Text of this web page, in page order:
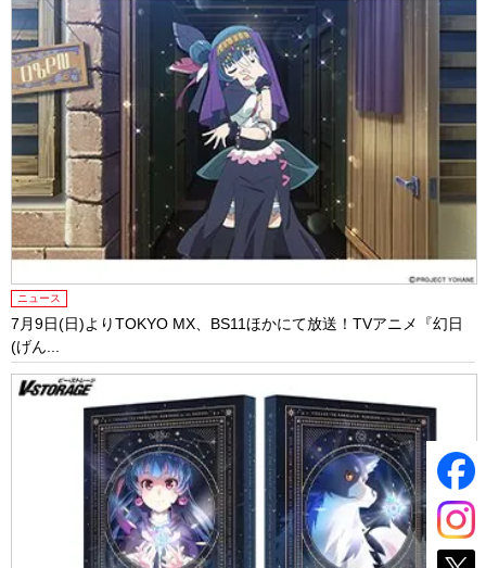
ニュース
7月9日(日)よりTOKYO MX、BS11ほかにて放送！TVアニメ『幻日
(げん...